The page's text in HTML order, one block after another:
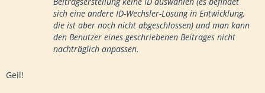
sich eine andere ID-Wechsler-Lösung in Entwicklung,
die ist aber noch nicht abgeschlossen) und man kann
den Benutzer eines geschriebenen Beitrages nicht
nachträglich anpassen.
Geil!